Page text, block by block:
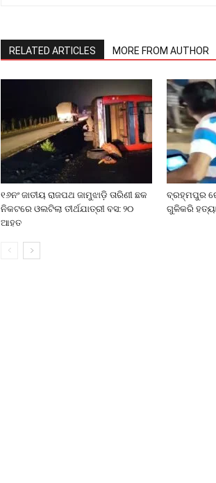
RELATED ARTICLES MORE FROM AUTHOR
୧୬ନଂ ଜାତୀୟ ରାଜପଥ ଜାମୁଝାଡ଼ି ତାରିଣୀ ଛକ
ନିକଟରେ ଓଲଟିଲା ତୀର୍ଥଯାତ୍ରୀ ବସ: ୨୦
ଆହତ
ବ୍ରହ୍ମପୁର
ଗୁଳିକରି ହତ୍ୟା